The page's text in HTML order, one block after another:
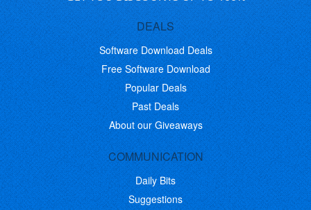
DEALS
Software Download Deals
Free Software Download
Popular Deals
Past Deals
About our Giveaways
COMMUNICATION
Daily Bits
Suggestions